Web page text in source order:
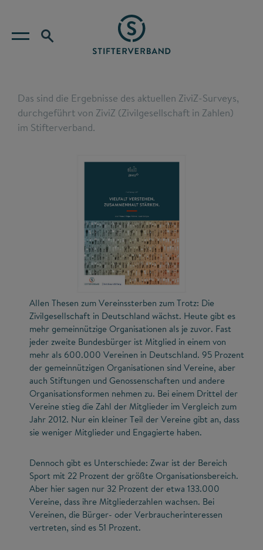
Das sind die Ergebnisse des aktuellen ZiviZ-Surveys,
durchgeführt von ZiviZ (Zivilgesellschaft in Zahlen)
im Stifterverband.
Allen Thesen zum Vereinssterben zum Trotz: Die
Zivilgesellschaft in Deutschland wächst. Heute gibt es
mehr gemeinnützige Organisationen als je zuvor. Fast
jeder zweite Bundesbürger ist Mitglied in einem von
mehr als 600.000 Vereinen in Deutschland. 95 Prozent
der gemeinnützigen Organisationen sind Vereine, aber
auch Stiftungen und Genossenschaften und andere
Organisationsformen nehmen zu. Bei einem Drittel der
Vereine stieg die Zahl der Mitglieder im Vergleich zum
Jahr 2012. Nur ein kleiner Teil der Vereine gibt an, dass
sie weniger Mitglieder und Engagierte haben.
Dennoch gibt es Unterschiede: Zwar ist der Bereich
Sport mit 22 Prozent der größte Organisationsbereich.
Aber hier sagen nur 32 Prozent der etwa 133.000
Vereine, dass ihre Mitgliederzahlen wachsen. Bei
Vereinen, die Bürger- oder Verbraucherinteressen
vertreten, sind es 51 Prozent.